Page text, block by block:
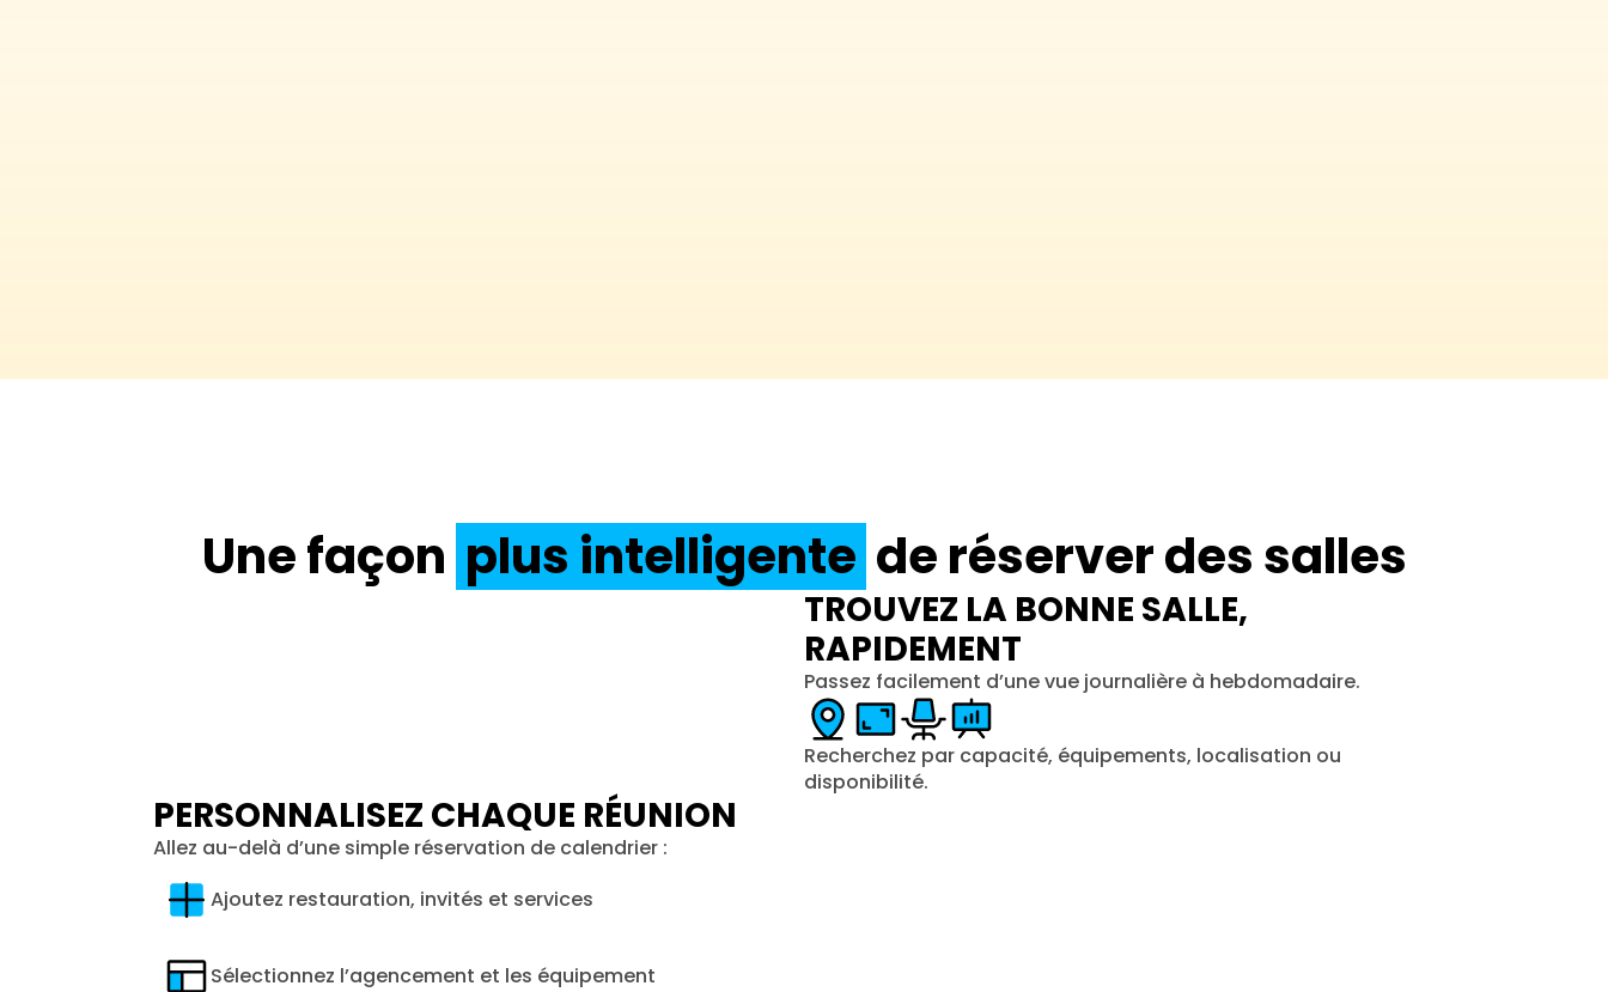
Une façon plus intelligente de réserver des salles
TROUVEZ LA BONNE SALLE,
RAPIDEMENT
Passez facilement d’une vue journalière à hebdomadaire.
Recherchez par capacité, équipements, localisation ou
disponibilité.
PERSONNALISEZ CHAQUE RÉUNION
Allez au-delà d’une simple réservation de calendrier :
Ajoutez restauration, invités et services
Sélectionnez l’agencement et les équipement